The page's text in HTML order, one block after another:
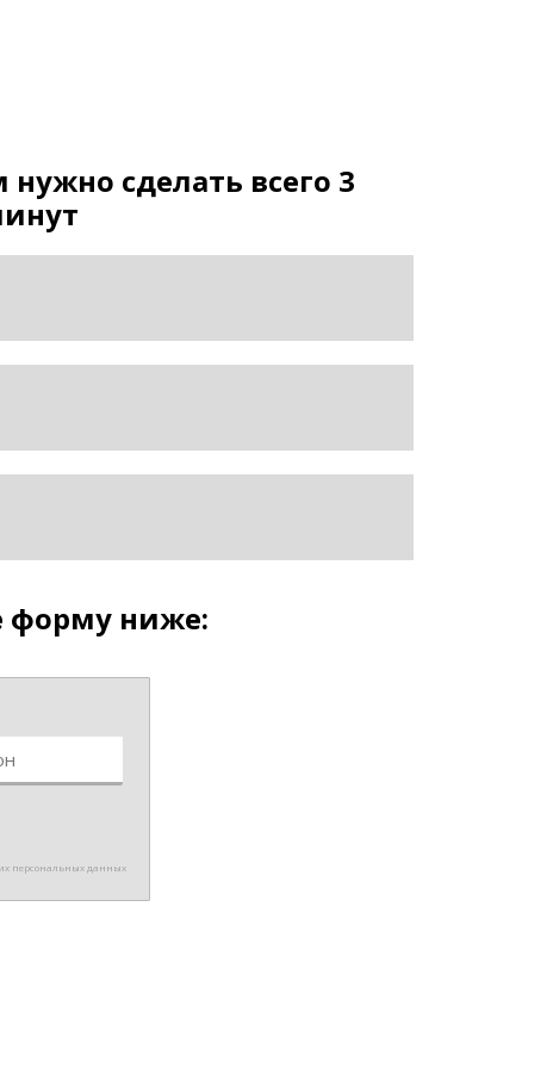
сделать всего 3
форму ниже:
персональных данных